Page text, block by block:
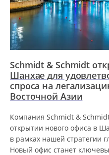
Schmidt & Schmidt
Шанхае для
спроса на
Восточной Азии
Компания Schmidt &
открытии нового офиса в
в рамках нашей стратегии
Новый офис станет